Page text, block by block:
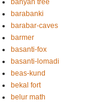
banyan tree
barabanki
barabar-caves
barmer
basanti-fox
basanti-lomadi
beas-kund
bekal fort
belur math